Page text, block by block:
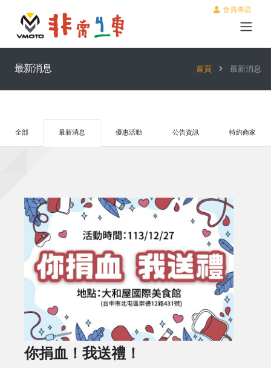
會員專區
最新消息 首頁 最新消息
全部 最新消息 優惠活動 公告資訊 特約商家
你捐血！我送禮！